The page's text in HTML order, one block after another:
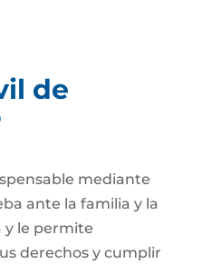
de
mediante
ante la familia y la
y le permite
derechos y cumplir